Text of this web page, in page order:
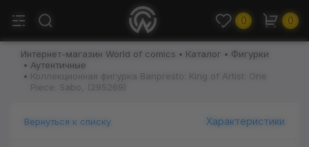
0 0
Интернет-магазин World of comics Каталог
Фигурки
Аутентичные
Коллекционная фигурка Banpresto: King of Artist: One
Piece: Sabo, (295269)
Вернуться к списку Характеристики